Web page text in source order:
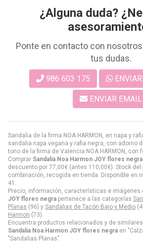
Sandalia de la firma NOA HARMON, en napa y
sandalia napa vegana y rafia negra, con adorno
tono de la firma de Valencia NOA HARMON, con
Comprar Sandalia Noa Harmon JOY flores negra
descuento por 77,00€ (antes 110,00€). Stock del
combinación, recogida en tienda. Disponible en
41.
Precio, información, características e imágenes
JOY flores negra pertenece a las categorías
Planas (96) y Sandalias de Tacón Bajo y Medio
Harmon (73).
Encuentra productos relacionados y de
Sandalia Noa Harmon JOY flores negra en
"Sandalias Planas".
¿Alguna duda?
Ponte en contacto con
tus dudas.
986 603 175
ENVIAR EMAIL